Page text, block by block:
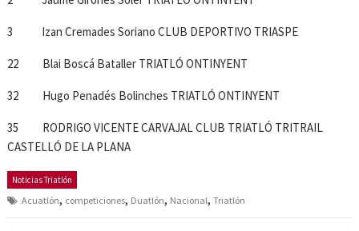
3 Izan Cremades Soriano CLUB DEPORTIVO TRIASPE
22 Blai Boscá Bataller TRIATLÓ ONTINYENT
32 Hugo Penadés Bolinches TRIATLÓ ONTINYENT
35 RODRIGO VICENTE CARVAJAL CLUB TRIATLÓ TRITRAIL
CASTELLÓ DE LA PLANA
Noticias Triatlón
Acuatlón, competiciones, Duatlón, Nacional,Triatlón